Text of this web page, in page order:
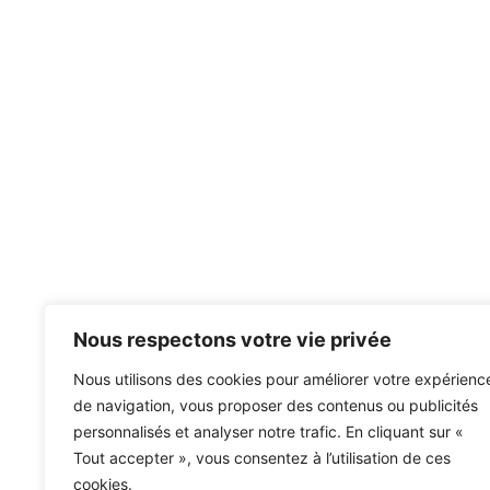
Nous respectons votre vie privée
Nous utilisons des cookies pour améliorer votre
de navigation, vous proposer des contenus ou publicités
personnalisés et analyser notre trafic. En cliquant sur «
Tout accepter », vous consentez à l’utilisation de ces
cookies.